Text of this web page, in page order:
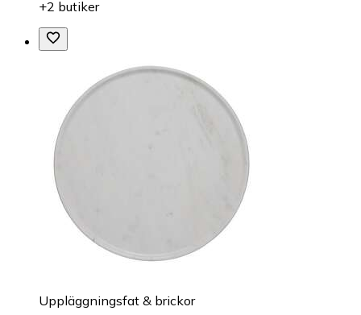
+2 butiker
Uppläggningsfat & brickor